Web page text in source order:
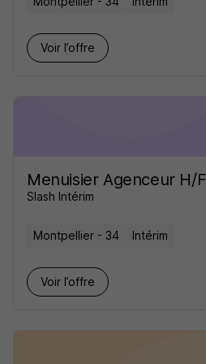
Voir l’offre
Menuisier Agenceur H/F
Slash Intérim
Montpellier - 34 Intérim
Voir l’offre